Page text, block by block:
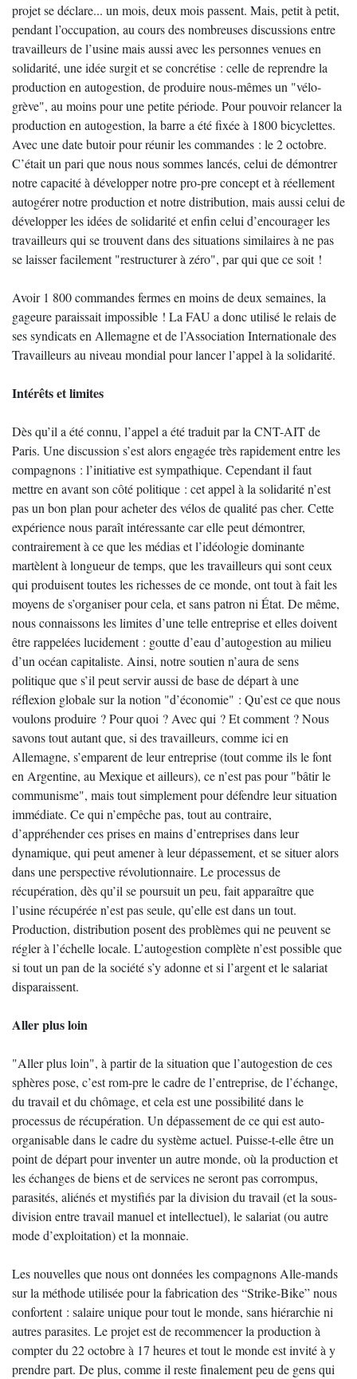
projet se déclare... un mois, deux mois passent. Mais, petit à petit,
pendant l’occupation, au cours des nombreuses discussions entre
travailleurs de l’usine mais aussi avec les personnes venues en
solidarité, une idée surgit et se concrétise : celle de reprendre la
production en autogestion, de produire nous-mêmes un "vélo-
grève", au moins pour une petite période. Pour pouvoir relancer la
production en autogestion, la barre a été fixée à 1800 bicyclettes.
Avec une date butoir pour réunir les commandes : le 2 octobre.
C’était un pari que nous nous sommes lancés, celui de démontrer
notre capacité à développer notre pro-pre concept et à réellement
autogérer notre production et notre distribution, mais aussi celui de
développer les idées de solidarité et enfin celui d’encourager les
travailleurs qui se trouvent dans des situations similaires à ne pas
se laisser facilement "restructurer à zéro", par qui que ce soit !
Avoir 1 800 commandes fermes en moins de deux semaines, la
gageure paraissait impossible ! La FAU a donc utilisé le relais de
ses syndicats en Allemagne et de l’Association Internationale des
Travailleurs au niveau mondial pour lancer l’appel à la solidarité.
Intérêts et limites
Dès qu’il a été connu, l’appel a été traduit par la CNT-AIT de
Paris. Une discussion s’est alors engagée très rapidement entre les
compagnons : l’initiative est sympathique. Cependant il faut
mettre en avant son côté politique : cet appel à la solidarité n’est
pas un bon plan pour acheter des vélos de qualité pas cher. Cette
expérience nous paraît intéressante car elle peut démontrer,
contrairement à ce que les médias et l’idéologie dominante
martèlent à longueur de temps, que les travailleurs qui sont ceux
qui produisent toutes les richesses de ce monde, ont tout à fait les
moyens de s’organiser pour cela, et sans patron ni État. De même,
nous connaissons les limites d’une telle entreprise et elles doivent
être rappelées lucidement : goutte d’eau d’autogestion au milieu
d’un océan capitaliste. Ainsi, notre soutien n’aura de sens
politique que s’il peut servir aussi de base de départ à une
réflexion globale sur la notion "d’économie" : Qu’est ce que nous
voulons produire ? Pour quoi ? Avec qui ? Et comment ? Nous
savons tout autant que, si des travailleurs, comme ici en
Allemagne, s’emparent de leur entreprise (tout comme ils le font
en Argentine, au Mexique et ailleurs), ce n’est pas pour "bâtir le
communisme", mais tout simplement pour défendre leur situation
immédiate. Ce qui n’empêche pas, tout au contraire,
d’appréhender ces prises en mains d’entreprises dans leur
dynamique, qui peut amener à leur dépassement, et se situer alors
dans une perspective révolutionnaire. Le processus de
récupération, dès qu’il se poursuit un peu, fait apparaître que
l’usine récupérée n’est pas seule, qu’elle est dans un tout.
Production, distribution posent des problèmes qui ne peuvent se
régler à l’échelle locale. L’autogestion complète n’est possible que
si tout un pan de la société s’y adonne et si l’argent et le salariat
disparaissent.
Aller plus loin
"Aller plus loin", à partir de la situation que l’autogestion de ces
sphères pose, c’est rom-pre le cadre de l’entreprise, de l’échange,
du travail et du chômage, et cela est une possibilité dans le
processus de récupération. Un dépassement de ce qui est auto-
organisable dans le cadre du système actuel. Puisse-t-elle être un
point de départ pour inventer un autre monde, où la production et
les échanges de biens et de services ne seront pas corrompus,
parasités, aliénés et mystifiés par la division du travail (et la sous-
division entre travail manuel et intellectuel), le salariat (ou autre
mode d’exploitation) et la monnaie.
Les nouvelles que nous ont données les compagnons Alle-mands
sur la méthode utilisée pour la fabrication des “Strike-Bike” nous
confortent : salaire unique pour tout le monde, sans hiérarchie ni
autres parasites. Le projet est de recommencer la production à
compter du 22 octobre à 17 heures et tout le monde est invité à y
prendre part. De plus, comme il reste finalement peu de gens qui